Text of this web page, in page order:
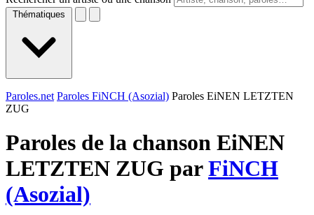
Thématiques
Paroles.net Paroles FiNCH (Asozial) Paroles EiNEN LETZTEN
ZUG
Paroles de la chanson EiNEN
LETZTEN ZUG parFiNCH
(Asozial)